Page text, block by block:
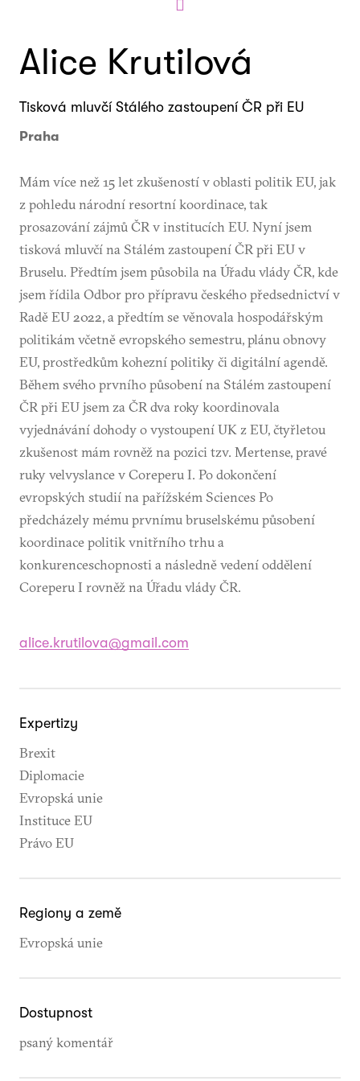
Alice Krutilová
Tisková mluvčí Stálého zastoupení ČR při EU
Praha
Mám více než 15 let zkušeností v oblasti politik EU, jak
z pohledu národní resortní koordinace, tak
prosazování zájmů ČR v institucích EU. Nyní jsem
tisková mluvčí na Stálém zastoupení ČR při EU v
Bruselu. Předtím jsem působila na Úřadu vlády ČR, kde
jsem řídila Odbor pro přípravu českého předsednictví v
Radě EU 2022, a předtím se věnovala hospodářským
politikám včetně evropského semestru, plánu obnovy
EU, prostředkům kohezní politiky či digitální agendě.
Během svého prvního působení na Stálém zastoupení
ČR při EU jsem za ČR dva roky koordinovala
vyjednávání dohody o vystoupení UK z EU, čtyřletou
zkušenost mám rovněž na pozici tzv. Mertense, pravé
ruky velvyslance v Coreperu I. Po dokončení
evropských studií na pařížském Sciences Po
předcházely mému prvnímu bruselskému působení
koordinace politik vnitřního trhu a
konkurenceschopnosti a následně vedení oddělení
Coreperu I rovněž na Úřadu vlády ČR.
alice.krutilova@gmail.com
Expertizy
Brexit
Diplomacie
Evropská unie
Instituce EU
Právo EU
Regiony a země
Evropská unie
Dostupnost
psaný komentář